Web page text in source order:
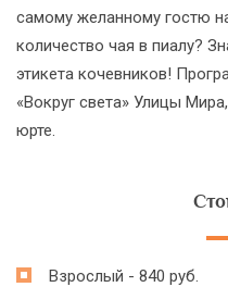
самому желанному гостю
количество чая в пиалу?
этикета кочевников!
«Вокруг света» Улицы
юрте.
Взрослый - 840 руб.